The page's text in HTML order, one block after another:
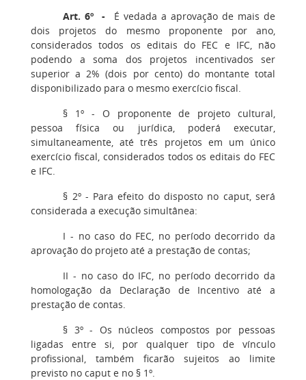
Art. 6º - É vedada a aprovação de mais de
dois projetos do mesmo proponente por ano,
considerados todos os editais do FEC e IFC, não
podendo a soma dos projetos incentivados ser
superior a 2% (dois por cento) do montante total
disponibilizado para o mesmo exercício fiscal.
§ 1º - O proponente de projeto cultural,
pessoa física ou jurídica, poderá executar,
simultaneamente, até três projetos em um único
exercício fiscal, considerados todos os editais do FEC
e IFC.
§ 2º - Para efeito do disposto no caput, será
considerada a execução simultânea:
I - no caso do FEC, no período decorrido da
aprovação do projeto até a prestação de contas;
II - no caso do IFC, no período decorrido da
homologação da Declaração de Incentivo até a
prestação de contas.
§ 3º - Os núcleos compostos por pessoas
ligadas entre si, por qualquer tipo de vínculo
profissional, também ficarão sujeitos ao limite
previsto no caput e no § 1º.